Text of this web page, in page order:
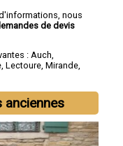
nous
de devis
: Auch,
, Lectoure, Mirande,
anciennes